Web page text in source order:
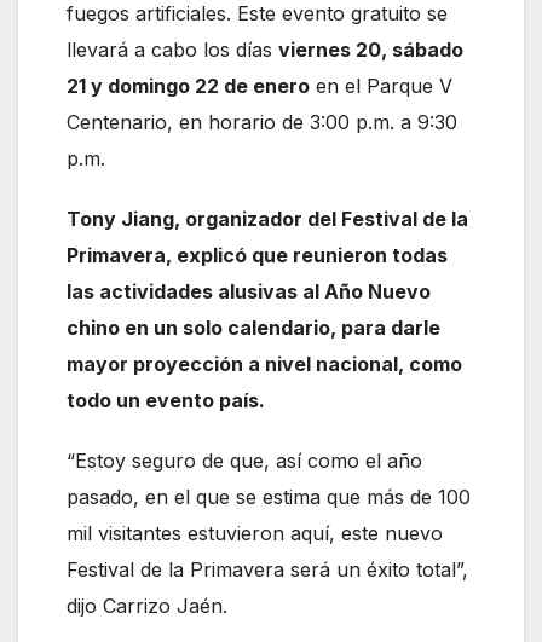
fuegos artificiales. Este evento gratuito se
llevará a cabo los días viernes 20, sábado
21 y domingo 22 de enero en el Parque V
Centenario, en horario de 3:00 p.m. a 9:30
p.m.
Tony Jiang, organizador del Festival de la
Primavera, explicó que reunieron todas
las actividades alusivas al Año Nuevo
chino en un solo calendario, para darle
mayor proyección a nivel nacional, como
todo un evento país.
“Estoy seguro de que, así como el año
pasado, en el que se estima que más de 100
mil visitantes estuvieron aquí, este nuevo
Festival de la Primavera será un éxito total”,
dijo Carrizo Jaén.